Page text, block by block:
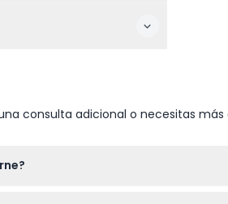
consulta adicional o necesitas